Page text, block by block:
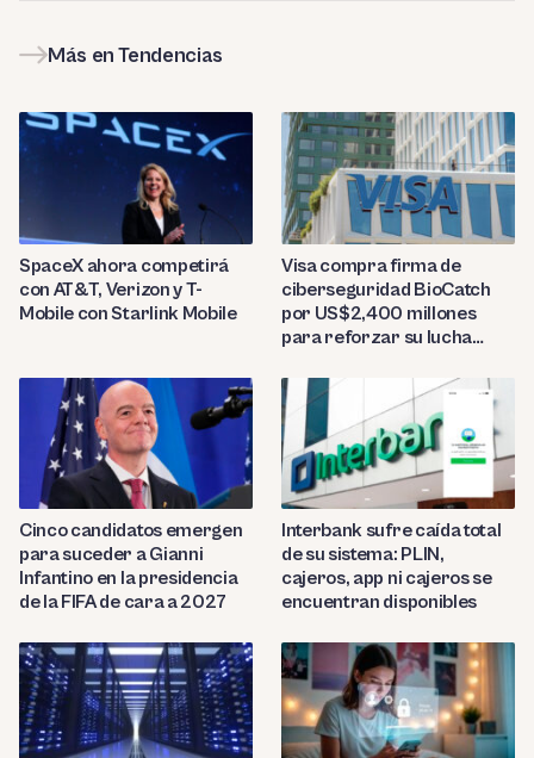
Más en Tendencias
SpaceX ahora competirá
con AT&T, Verizon y T-
Mobile con Starlink Mobile
Visa compra firma de
ciberseguridad BioCatch
por US$2,400 millones
para reforzar su lucha
Cinco candidatos emergen
para suceder a Gianni
Infantino en la presidencia
de la FIFA de cara a 2027
Interbank sufre caída total
de su sistema: PLIN,
cajeros, app ni cajeros se
encuentran disponibles